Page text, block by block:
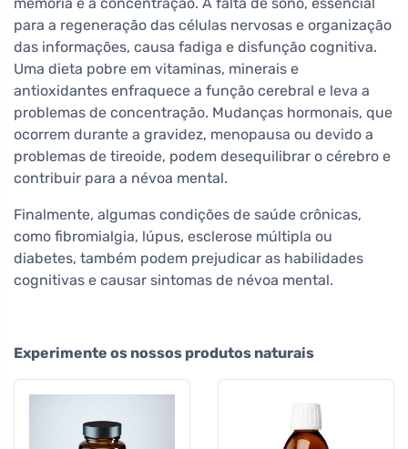
memória e a concentração. A falta de sono, essencial
para a regeneração das células nervosas e organização
das informações, causa fadiga e disfunção cognitiva.
Uma dieta pobre em vitaminas, minerais e
antioxidantes enfraquece a função cerebral e leva a
problemas de concentração. Mudanças hormonais, que
ocorrem durante a gravidez, menopausa ou devido a
problemas de tireoide, podem desequilibrar o cérebro e
contribuir para a névoa mental.
Finalmente, algumas condições de saúde crônicas,
como fibromialgia, lúpus, esclerose múltipla ou
diabetes, também podem prejudicar as habilidades
cognitivas e causar sintomas de névoa mental.
Experimente os nossos produtos naturais